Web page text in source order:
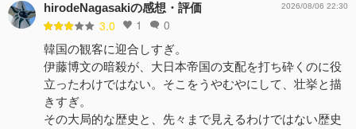
hirodeNagasakiの感想・評価
3.0 1 0
2026/08/06 22:30
韓国の観客に迎合しすぎ。
伊藤博文の暗殺が、大日本帝国の支配を打ち砕くのに役
立ったわけではない。そこをうやむやにして、壮挙と描
きすぎ。
その大局的な歴史と、先々まで見えるわけではない歴史